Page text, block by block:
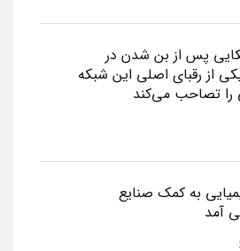
پس از بن شدن در
از رقبای اصلی این شبکه
را تصاحب می‌کند
به کمک صنایع
آمد